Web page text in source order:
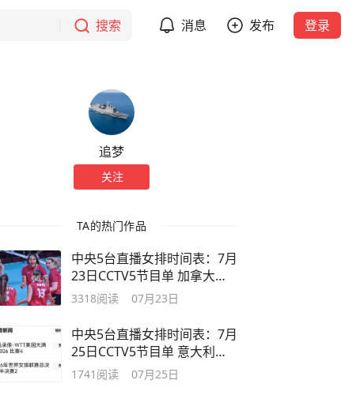
搜索 消息 发布 登录
追梦
关注
TA的热门作品
中央5台直播女排时间表：7月
23日CCTV5节目单 加拿大迎
战土耳其
3318阅读 07月23日
中央5台直播女排时间表：7月
25日CCTV5节目单 意大利迎
战巴西女排
1741 阅读 07月25日